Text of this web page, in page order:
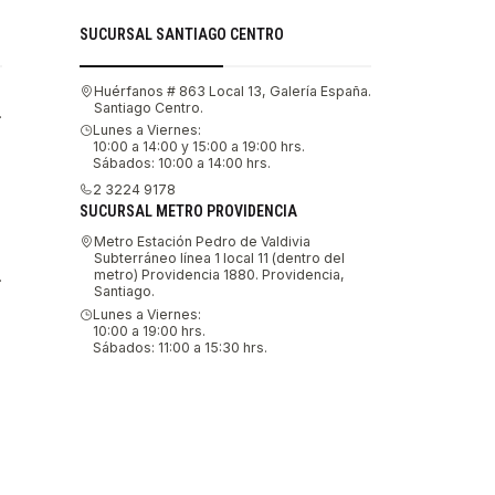
SUCURSAL SANTIAGO CENTRO
Huérfanos # 863 Local 13, Galería España.
Santiago Centro.
Lunes a Viernes:
10:00 a 14:00 y 15:00 a 19:00 hrs.
Sábados: 10:00 a 14:00 hrs.
2 3224 9178
SUCURSAL METRO PROVIDENCIA
Metro Estación Pedro de Valdivia
Subterráneo línea 1 local 11 (dentro del
metro) Providencia 1880. Providencia,
Santiago.
Lunes a Viernes:
10:00 a 19:00 hrs.
Sábados: 11:00 a 15:30 hrs.